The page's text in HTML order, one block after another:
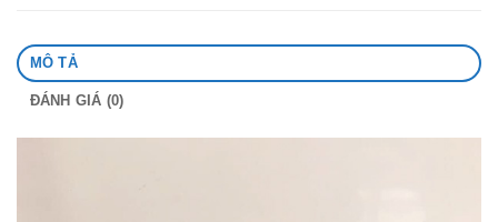
MÔ TẢ
ĐÁNH GIÁ (0)